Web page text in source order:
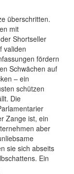
überschritten.
mit
Shortseller
validen
fördern
Schwächen auf
– ein
schützen
Die
Zange ist, ein
aber
sie sich abseits
Ein